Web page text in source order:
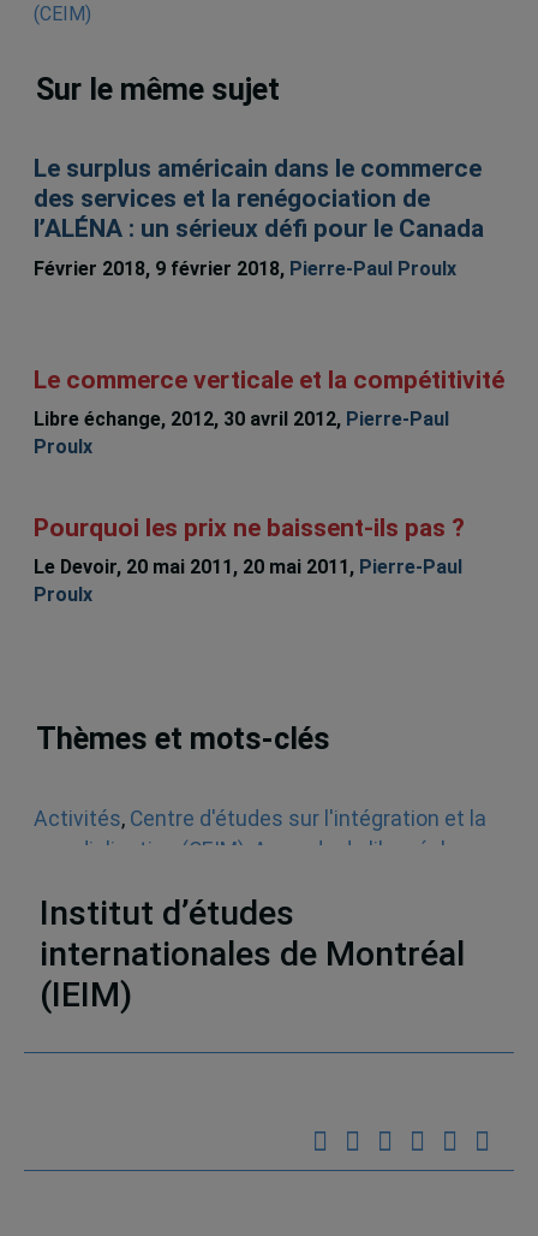
Sur le même sujet
Le surplus américain dans le commerce
des services et la renégociation de
l’ALÉNA : un sérieux défi pour le Canada
Février 2018, 9 février 2018, Pierre-Paul Proulx
Le commerce verticale et la compétitivité
Libre échange, 2012, 30 avril 2012, Pierre-Paul
Proulx
Pourquoi les prix ne baissent-ils pas ?
Le Devoir, 20 mai 2011, 20 mai 2011, Pierre-Paul
Proulx
Thèmes et mots-clés
Activités, Centre d'études sur l'intégration et la
mondialisation (CEIM)
Accords de libre-échange
Institut d’études
internationales de Montréal
(IEIM)